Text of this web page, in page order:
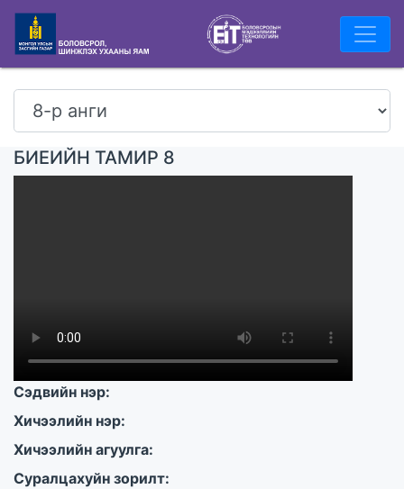
БИЕИЙН ТАМИР 8
Сэдвийн нэр:
Хичээлийн нэр:
Хичээлийн агуулга:
Суралцахуйн зорилт: